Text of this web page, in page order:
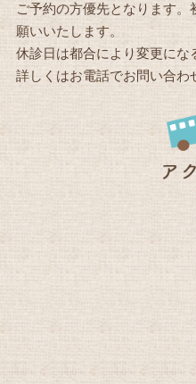
ご予約の方優先となります
願いいたします。
休診日は都合により変更にな
詳しくはお電話でお問い合わ